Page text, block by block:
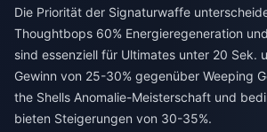
Die Priorität der Signaturwaffe
Thoughtbops 60% Energieregeneration
sind essenziell für Ultimates unter 20 Sek.
Gewinn von 25-30% gegenüber Weeping
the Shells Anomalie-Meisterschaft und
bieten Steigerungen von 30-35%.